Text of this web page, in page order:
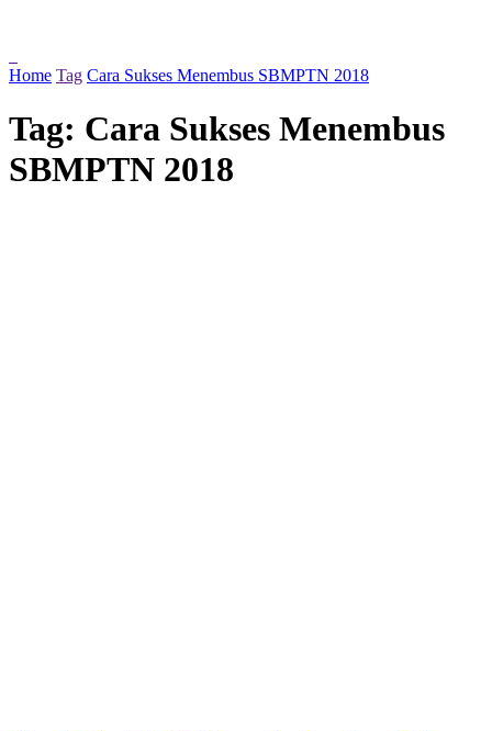
Home Tag Cara Sukses Menembus SBMPTN 2018
Tag: Cara Sukses Menembus
SBMPTN 2018